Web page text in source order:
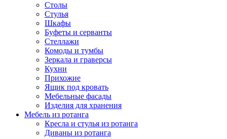
Столы
Стулья
Шкафы
Буфеты и серванты
Стеллажи
Комоды и тумбы
Зеркала и граверсы
Кухни
Прихожие
Ящик под кровать
Мебельные фасады
Изделия для хранения
Мебель из ротанга
Кресла и стулья из ротанга
Диваны из ротанга